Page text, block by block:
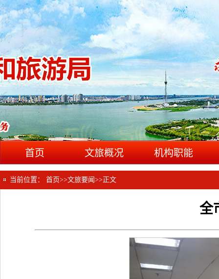
首页 文旅概况 机构职能
当前位置： 首页>>文旅要闻 >> 正文
全